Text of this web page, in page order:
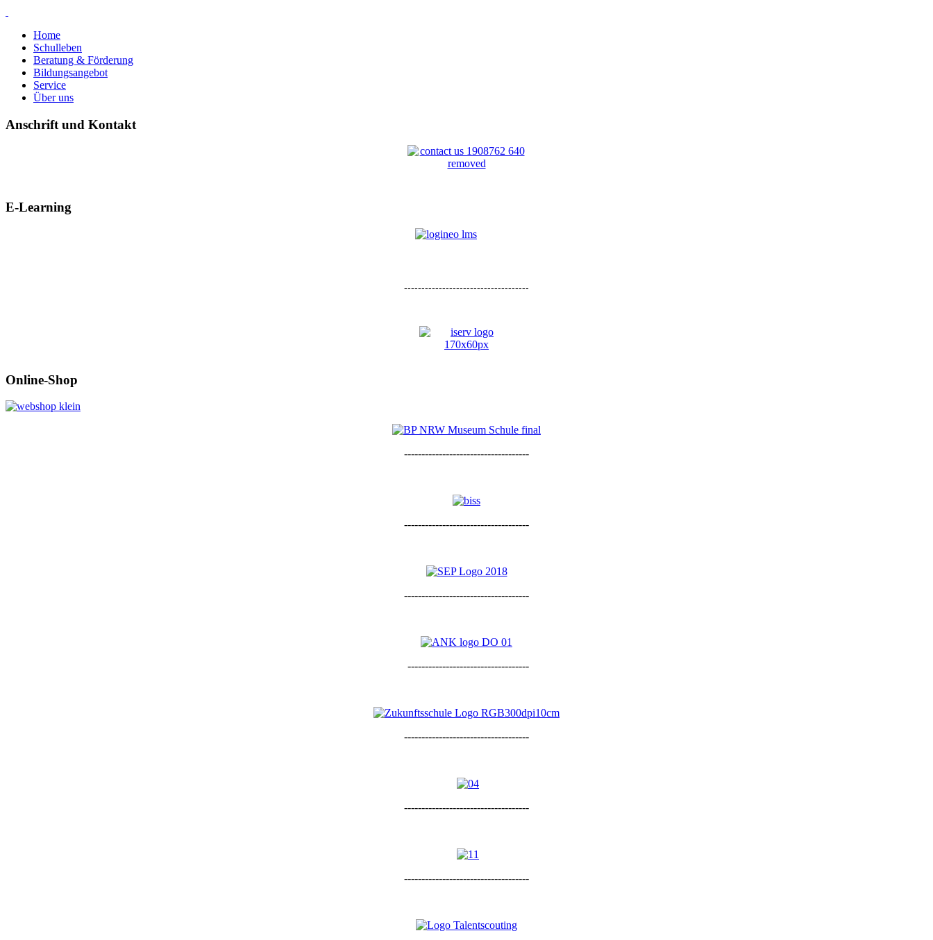
Home
Schulleben
Beratung & Förderung
Bildungsangebot
Service
Über uns
Anschrift und Kontakt
E-Learning
------------------------------------
Online-Shop
------------------------------------
------------------------------------
------------------------------------
-----------------------------------
------------------------------------
------------------------------------
------------------------------------